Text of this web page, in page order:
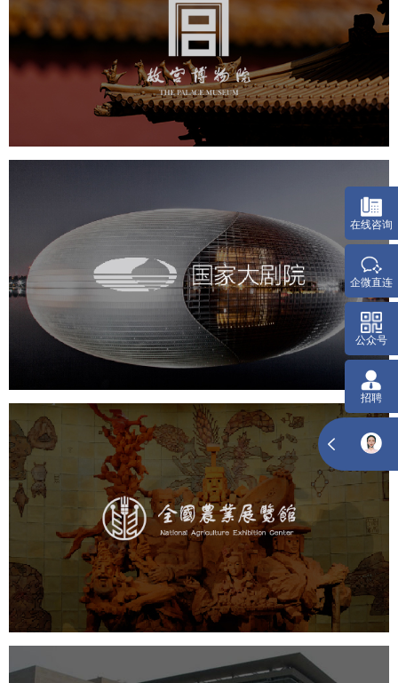
在
企
公
文化艺术 博物馆 智慧博物馆
博物馆网站建设
景区网站建设
文创商城 万能专题 网站代运营
国家大剧院
文化艺术 剧院 智慧展馆 展馆网站建设
农业展览馆
文化艺术 展馆网站建设
博物馆展厅设计
数字博物馆建设
展厅空间设计
企业展厅设计
公司展厅设计
北京展厅设计 产品展厅设计